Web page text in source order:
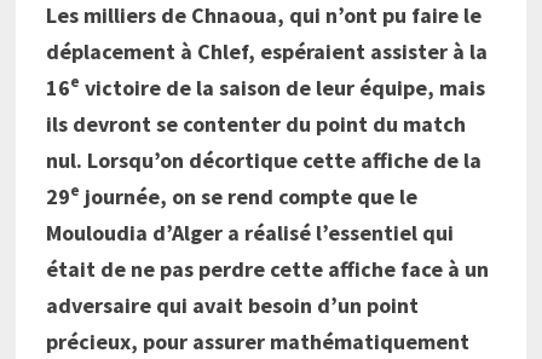
Les milliers de Chnaoua, qui n’ont pu faire le
déplacement à Chlef, espéraient assister à la
16e victoire de la saison de leur équipe, mais
ils devront se contenter du point du match
nul. Lorsqu’on décortique cette affiche de la
29e journée, on se rend compte que le
Mouloudia d’Alger a réalisé l’essentiel qui
était de ne pas perdre cette affiche face à un
adversaire qui avait besoin d’un point
précieux, pour assurer mathématiquement